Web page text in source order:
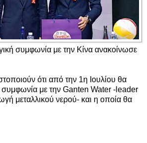
συμφωνία με την Κίνα ανακοίνωσε
ότι από την 1η Ιουλίου θα
συμφωνία με την Ganten Water -leader
μεταλλικού νερού- και η οποία θα